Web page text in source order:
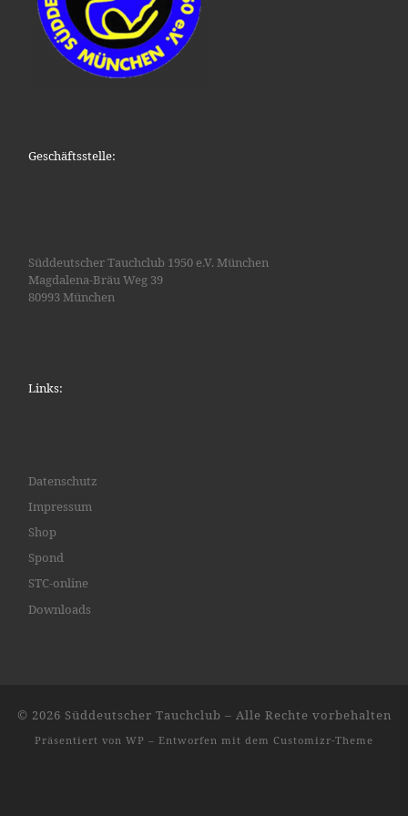
Geschäftsstelle:
Süddeutscher Tauchclub 1950 e.V. München
Magdalena-Bräu Weg 39
80993 München
Links:
Datenschutz
Impressum
Shop
Spond
STC-online
Downloads
© 2026 Süddeutscher Tauchclub – Alle Rechte vorbehalten
Präsentiert von WP – Entworfen mit dem Customizr-Theme